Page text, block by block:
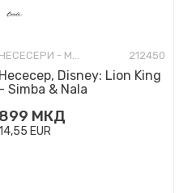
НЕСЕСЕРИ - МОДНИ 212450
Несесер, Disney: Lion King
- Simba & Nala
899 МКД
EUR